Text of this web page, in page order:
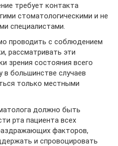
требует контакта
стоматологическими и не
специалистами.
проводить с соблюдением
рассматривать эти
зрения состояния всего
в большинстве случаев
только местными
должно быть
рта пациента всех
факторов,
и спровоцировать